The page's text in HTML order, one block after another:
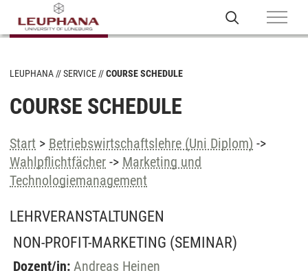
LEUPHANA SERVICE COURSE SCHEDULE
COURSE SCHEDULE
Start > Betriebswirtschaftslehre (Uni Diplom) ->
Wahlpflichtfächer -> Marketing und
Technologiemanagement
LEHRVERANSTALTUNGEN
NON-PROFIT-MARKETING (SEMINAR)
Dozent/in: Andreas Heinen